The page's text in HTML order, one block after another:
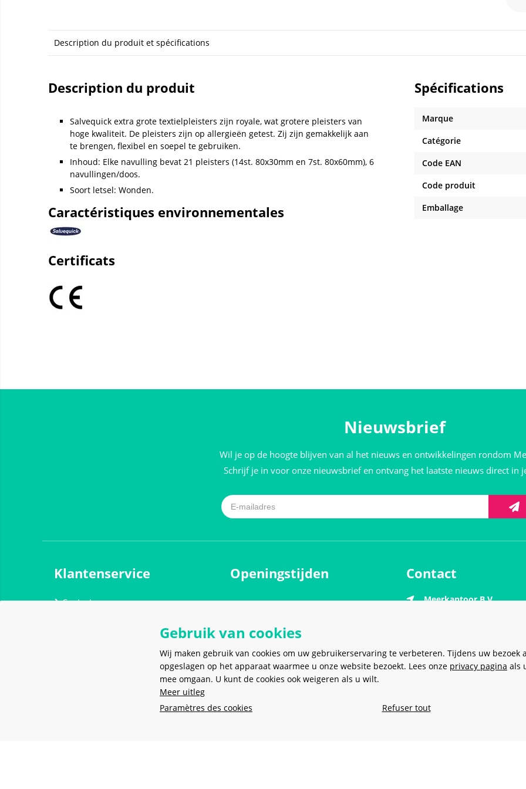
Description du produit et spécifications
Description du produit
Salvequick extra grote textielpleisters zijn royale, wat grotere pleisters van
hoge kwaliteit. De pleisters zijn op allergieën getest. Zij zijn gemakkelijk aan
te brengen, flexibel en soepel te gebruiken.
Inhoud: Elke navulling bevat 21 pleisters (14st. 80x30mm en 7st. 80x60mm), 6
navullingen/doos.
Soort letsel: Wonden.
Caractéristiques environnementales
Certificats
Spécifications
Marque
Catégorie
Code EAN
Code produit
Emballage
Nieuwsbrief
Wil je op de hoogte blijven van al het nieuws en ontwikkelingen rondom
Schrijf je in voor onze nieuwsbrief en ontvang het laatste nieuws direct in
Klantenservice
Contact
Openingstijden
Woensdag
9.00 - 17.00 uur
Donderdag
9.00 - 17.00 uur
Vrijdag
9.00 - 17.00 uur
Zondag
Contact
Meerkantoor B.V.
sales@meerkantoor.nl
06 - 20 18 28 97
Gebruik van cookies
Wij maken gebruik van cookies om uw gebruikerservaring te verbeteren. Tijdens uw bezoek
opgeslagen op het apparaat waarmee u onze website bezoekt. Lees onze privacy pagina als
mee omgaan. U kunt de cookies ook weigeren als u wilt.
Meer uitleg
Paramètres des cookies
Refuser tout